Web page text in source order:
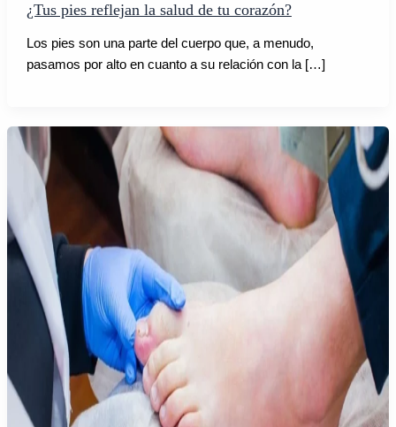
¿Tus pies reflejan la salud de tu corazón?
Los pies son una parte del cuerpo que, a menudo,
pasamos por alto en cuanto a su relación con la […]